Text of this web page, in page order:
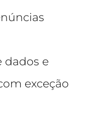
dados e
exceção